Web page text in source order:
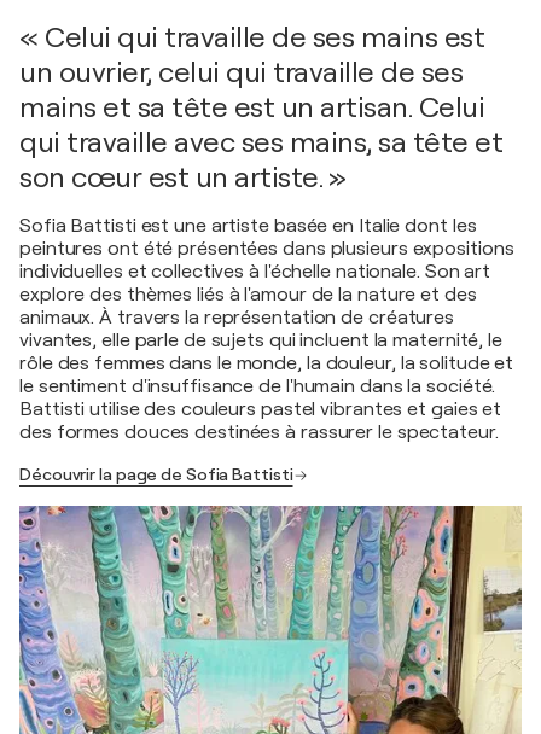
« Celui qui travaille de ses mains est
un ouvrier, celui qui travaille de ses
mains et sa tête est un artisan. Celui
qui travaille avec ses mains, sa tête et
son cœur est un artiste. »
Sofia Battisti est une artiste basée en Italie dont les
peintures ont été présentées dans plusieurs expositions
individuelles et collectives à l'échelle nationale. Son art
explore des thèmes liés à l'amour de la nature et des
animaux. À travers la représentation de créatures
vivantes, elle parle de sujets qui incluent la maternité, le
rôle des femmes dans le monde, la douleur, la solitude et
le sentiment d'insuffisance de l'humain dans la société.
Battisti utilise des couleurs pastel vibrantes et gaies et
des formes douces destinées à rassurer le spectateur.
Découvrir la page de Sofia Battisti